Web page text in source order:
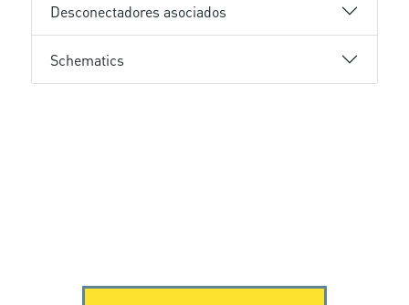
Desconectadores asociados
Schematics